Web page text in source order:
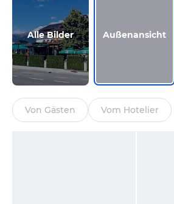
Alle Bilder Außenansicht
Von Gästen Vom Hotelier